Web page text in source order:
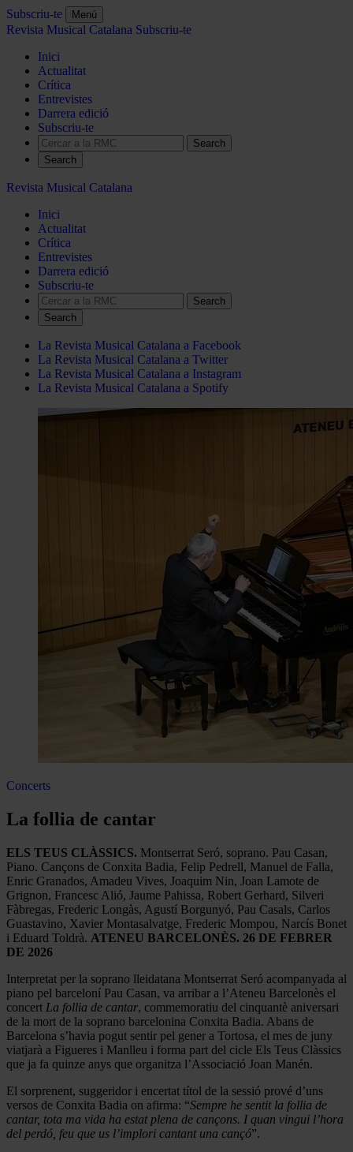
Subscriu-te Menú
Revista Musical Catalana Subscriu-te
Inici
Actualitat
Crítica
Entrevistes
Darrera edició
Subscriu-te
Search
Revista Musical Catalana
Inici
Actualitat
Crítica
Entrevistes
Darrera edició
Subscriu-te
Search
La Revista Musical Catalana a Facebook
La Revista Musical Catalana a Twitter
La Revista Musical Catalana a Instagram
La Revista Musical Catalana a Spotify
Concerts
La follia de cantar
ELS TEUS CLÀSSICS. Montserrat Seró, soprano. Pau Casan,
Piano. Cançons de Conxita Badia, Felip Pedrell, Manuel de Falla,
Enric Granados, Amadeu Vives, Joaquim Nin, Joan Lamote de
Grignon, Francesc Alió, Jaume Pahissa, Robert Gerhard, Silveri
Fàbregas, Frederic Longàs, Agustí Borgunyó, Pau Casals, Carlos
Guastavino, Xavier Montasalvatge, Frederic Mompou, Narcís Bonet
i Eduard Toldrà. ATENEU BARCELONÈS. 26 DE FEBRER
DE 2026
Interpretat per la soprano lleidatana Montserrat Seró acompanyada al
piano pel barceloní Pau Casan, va arribar a l’Ateneu Barcelonès el
concert La follia de cantar, commemoratiu del cinquantè aniversari
de la mort de la soprano barcelonina Conxita Badia. Abans de
Barcelona s’havia pogut sentir pel gener a Tortosa, el mes de juny
viatjarà a Figueres i Manlleu i forma part del cicle Els Teus Clàssics
que ja fa quinze anys que organitza l’Associació Joan Manén.
El sorprenent, suggeridor i encertat títol de la sessió prové d’uns
versos de Conxita Badia on afirma: “Sempre he sentit la follia de
cantar, tota ma vida ha estat plena de cançons. I quan vingui l’hora
del perdó, feu que us l’implori cantant una cançó”.